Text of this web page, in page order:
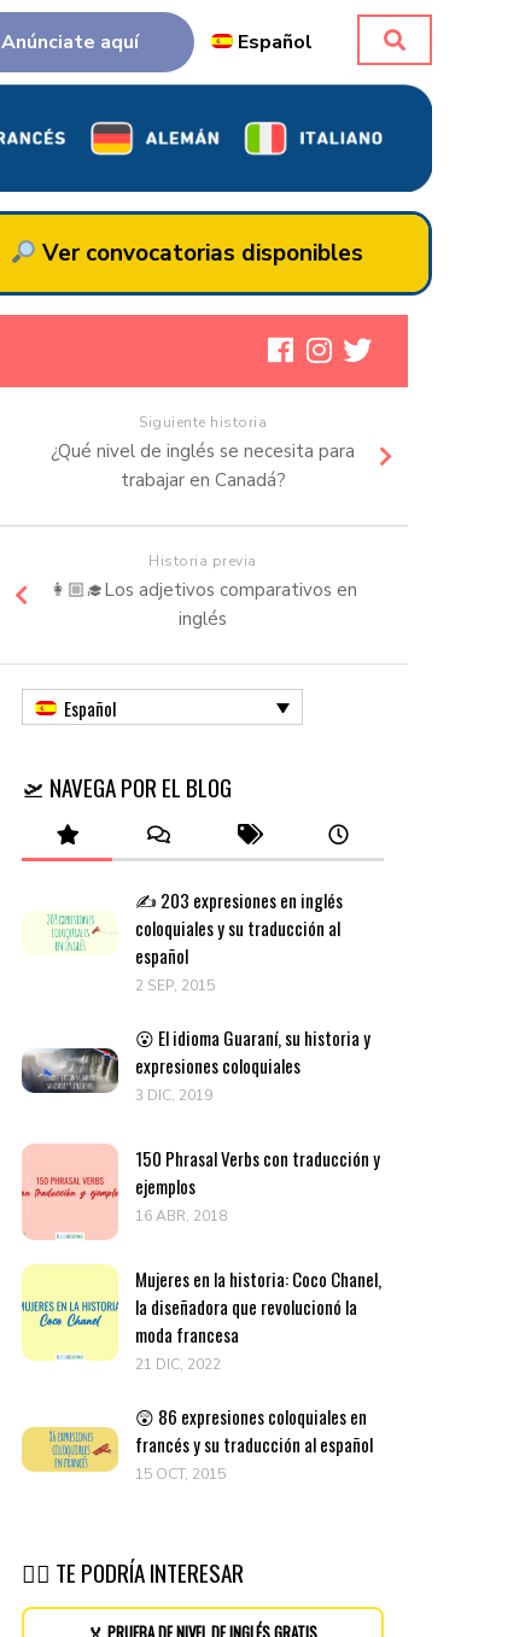
Anúnciate aquí Español
Ver convocatorias disponibles
Siguiente historia
¿Qué nivel de inglés se necesita para
trabajar en Canadá?
Historia previa
👩🏼‍🎓Los adjetivos comparativos en
inglés
Español
🛫 NAVEGA POR EL BLOG
✍️ 203 expresiones en inglés
coloquiales y su traducción al
español
2 SEP, 2015
😮 El idioma Guaraní, su historia y
expresiones coloquiales
3 DIC, 2019
150 Phrasal Verbs con traducción y
ejemplos
16 ABR, 2018
Mujeres en la historia: Coco Chanel,
la diseñadora que revolucionó la
moda francesa
21 DIC, 2022
😲 86 expresiones coloquiales en
francés y su traducción al español
15 OCT, 2015
👉🏽 TE PODRÍA INTERESAR
🏅 PRUEBA DE NIVEL DE INGLÉS GRATIS